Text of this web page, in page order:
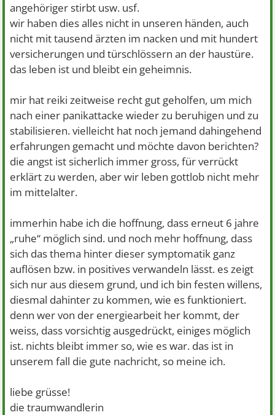
angehöriger stirbt usw. usf.
wir haben dies alles nicht in unseren händen, auch
nicht mit tausend ärzten im nacken und mit hundert
versicherungen und türschlössern an der haustüre.
das leben ist und bleibt ein geheimnis.
mir hat reiki zeitweise recht gut geholfen, um mich
nach einer panikattacke wieder zu beruhigen und zu
stabilisieren. vielleicht hat noch jemand dahingehend
erfahrungen gemacht und möchte davon berichten?
die angst ist sicherlich immer gross, für verrückt
erklärt zu werden, aber wir leben gottlob nicht mehr
im mittelalter.
immerhin habe ich die hoffnung, dass erneut 6 jahre
„ruhe“ möglich sind. und noch mehr hoffnung, dass
sich das thema hinter dieser symptomatik ganz
auflösen bzw. in positives verwandeln lässt. es zeigt
sich nur aus diesem grund, und ich bin festen willens,
diesmal dahinter zu kommen, wie es funktioniert.
denn wer von der energiearbeit her kommt, der
weiss, dass vorsichtig ausgedrückt, einiges möglich
ist. nichts bleibt immer so, wie es war. das ist in
unserem fall die gute nachricht, so meine ich.
liebe grüsse!
die traumwandlerin